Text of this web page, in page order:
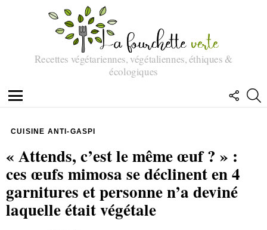
Recettes végétariennes, végétaliennes, éthiques &
écologiques
Menu
NOUS
CUISINE ANTI-GASPI
« Attends, c’est le même œuf ? » :
ces œufs mimosa se déclinent en 4
garnitures et personne n’a deviné
laquelle était végétale